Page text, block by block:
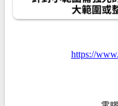
https://